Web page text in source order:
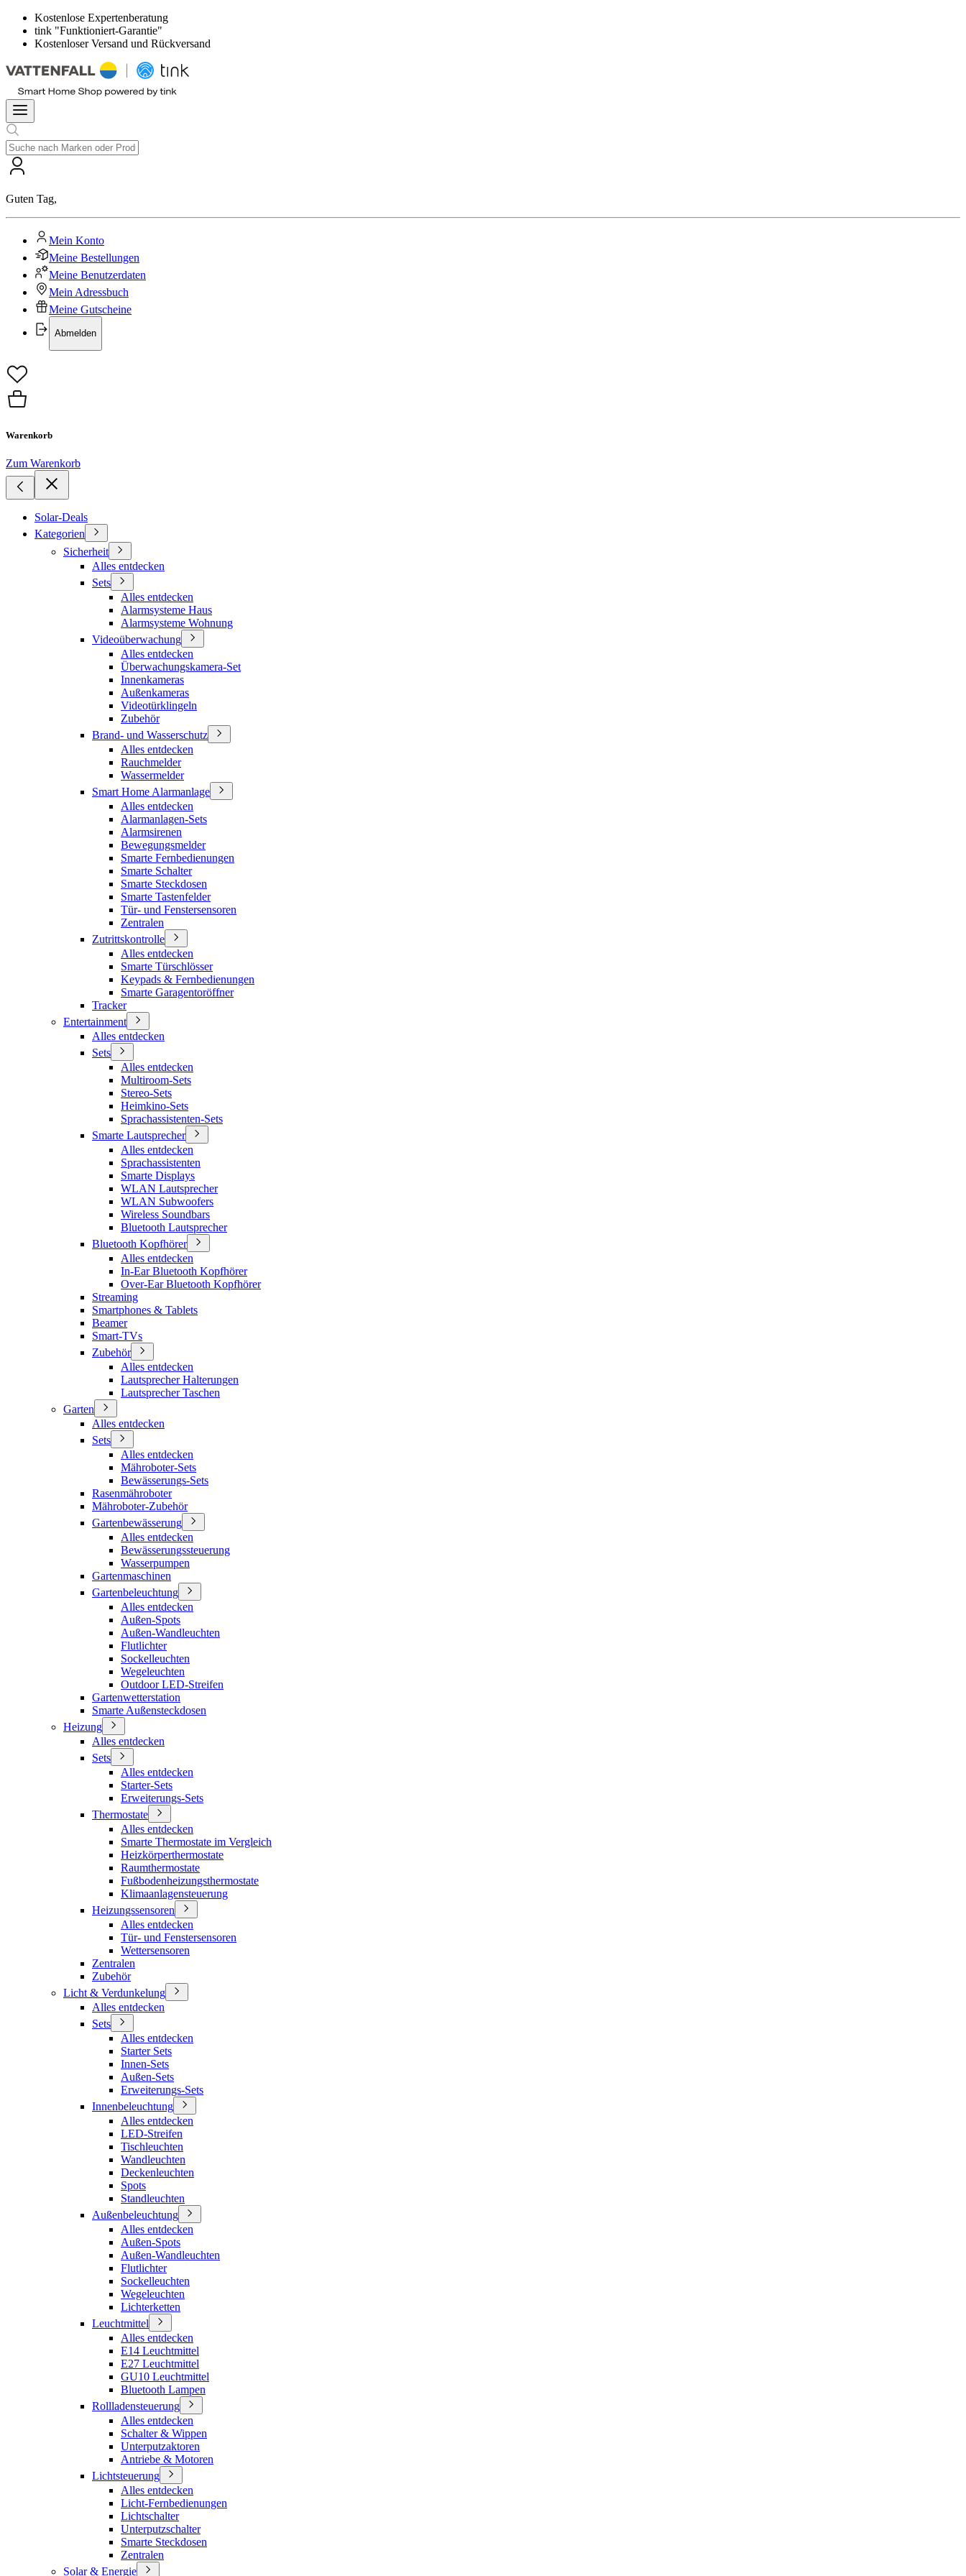
Kostenlose Expertenberatung
tink "Funktioniert-Garantie"
Kostenloser Versand und Rückversand
Guten Tag,
Mein Konto
Meine Bestellungen
Meine Benutzerdaten
Mein Adressbuch
Meine Gutscheine
Abmelden
Warenkorb
Zum Warenkorb
Solar-Deals
Kategorien
Sicherheit
Alles entdecken
Sets
Alles entdecken
Alarmsysteme Haus
Alarmsysteme Wohnung
Videoüberwachung
Alles entdecken
Überwachungskamera-Set
Innenkameras
Außenkameras
Videotürklingeln
Zubehör
Brand- und Wasserschutz
Alles entdecken
Rauchmelder
Wassermelder
Smart Home Alarmanlage
Alles entdecken
Alarmanlagen-Sets
Alarmsirenen
Bewegungsmelder
Smarte Fernbedienungen
Smarte Schalter
Smarte Steckdosen
Smarte Tastenfelder
Tür- und Fenstersensoren
Zentralen
Zutrittskontrolle
Alles entdecken
Smarte Türschlösser
Keypads & Fernbedienungen
Smarte Garagentoröffner
Tracker
Entertainment
Alles entdecken
Sets
Alles entdecken
Multiroom-Sets
Stereo-Sets
Heimkino-Sets
Sprachassistenten-Sets
Smarte Lautsprecher
Alles entdecken
Sprachassistenten
Smarte Displays
WLAN Lautsprecher
WLAN Subwoofers
Wireless Soundbars
Bluetooth Lautsprecher
Bluetooth Kopfhörer
Alles entdecken
In-Ear Bluetooth Kopfhörer
Over-Ear Bluetooth Kopfhörer
Streaming
Smartphones & Tablets
Beamer
Smart-TVs
Zubehör
Alles entdecken
Lautsprecher Halterungen
Lautsprecher Taschen
Garten
Alles entdecken
Sets
Alles entdecken
Mähroboter-Sets
Bewässerungs-Sets
Rasenmähroboter
Mähroboter-Zubehör
Gartenbewässerung
Alles entdecken
Bewässerungssteuerung
Wasserpumpen
Gartenmaschinen
Gartenbeleuchtung
Alles entdecken
Außen-Spots
Außen-Wandleuchten
Flutlichter
Sockelleuchten
Wegeleuchten
Outdoor LED-Streifen
Gartenwetterstation
Smarte Außensteckdosen
Heizung
Alles entdecken
Sets
Alles entdecken
Starter-Sets
Erweiterungs-Sets
Thermostate
Alles entdecken
Smarte Thermostate im Vergleich
Heizkörperthermostate
Raumthermostate
Fußbodenheizungsthermostate
Klimaanlagensteuerung
Heizungssensoren
Alles entdecken
Tür- und Fenstersensoren
Wettersensoren
Zentralen
Zubehör
Licht & Verdunkelung
Alles entdecken
Sets
Alles entdecken
Starter Sets
Innen-Sets
Außen-Sets
Erweiterungs-Sets
Innenbeleuchtung
Alles entdecken
LED-Streifen
Tischleuchten
Wandleuchten
Deckenleuchten
Spots
Standleuchten
Außenbeleuchtung
Alles entdecken
Außen-Spots
Außen-Wandleuchten
Flutlichter
Sockelleuchten
Wegeleuchten
Lichterketten
Leuchtmittel
Alles entdecken
E14 Leuchtmittel
E27 Leuchtmittel
GU10 Leuchtmittel
Bluetooth Lampen
Rollladensteuerung
Alles entdecken
Schalter & Wippen
Unterputzaktoren
Antriebe & Motoren
Lichtsteuerung
Alles entdecken
Licht-Fernbedienungen
Lichtschalter
Unterputzschalter
Smarte Steckdosen
Zentralen
Solar & Energie